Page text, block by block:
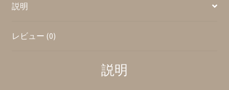
ッ
ス
説明
レビュー (0)
説明